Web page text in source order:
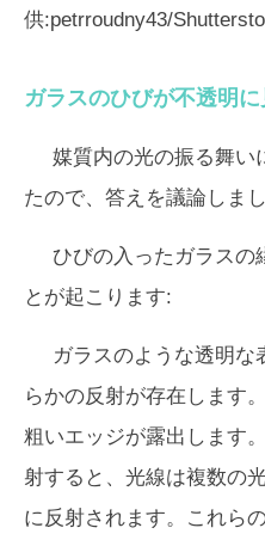
供:petrroudny43/
ガラスのひびが不透明
媒質内の光の振る舞い
たので、答えを議論しまし
ひびの入ったガラスの
とが起こります:
ガラスのような透明な
らかの反射が存在します
粗いエッジが露出します
射すると、光線は複数の
に反射されます。これら